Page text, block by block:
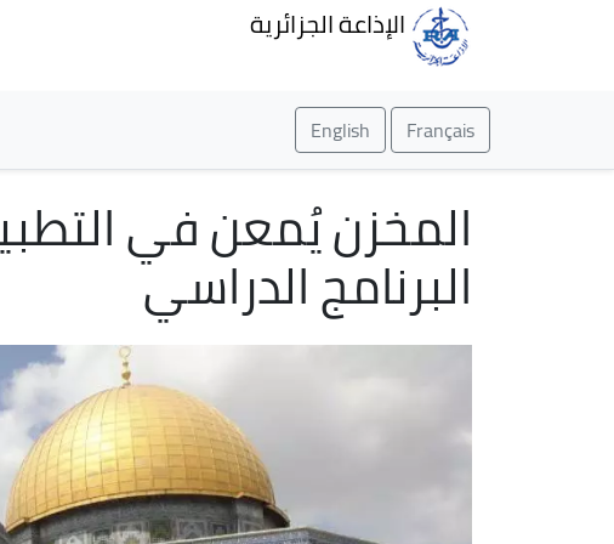
الإذاعة الجزائرية
Français
English
المخزن يُمعن في
البرنامج الدراسي